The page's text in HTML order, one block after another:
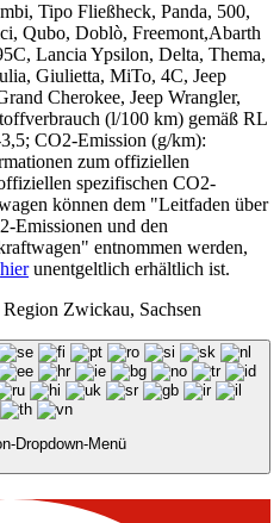
Tipo Fließheck, Panda, 500,
Qubo, Doblò, Freemont,Abarth
Lancia Ypsilon, Delta, Thema,
Giulietta, MiTo, 4C, Jeep
Cherokee, Jeep Wrangler,
(l/100 km) gemäß RL
CO2-Emission (g/km):
zum offiziellen
spezifischen CO2-
können dem "Leitfaden über
Emissionen und den
entnommen werden,
hierunentgeltlich erhältlich ist.
Zwickau, Sachsen